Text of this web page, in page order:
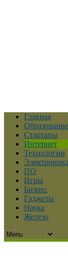
Главная
Образование
Стартапы
Интернет
Технологии
Электроника
ПО
Игры
Бизнес
Гаджеты
Наука
Железо